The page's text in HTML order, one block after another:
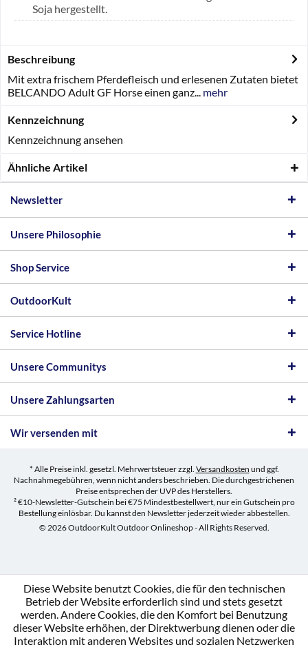
Soja hergestellt.
Beschreibung
Mit extra frischem Pferdefleisch und erlesenen Zutaten bietet
BELCANDO Adult GF Horse einen ganz... mehr
Kennzeichnung
Kennzeichnung ansehen
Ähnliche Artikel
Newsletter
Unsere Philosophie
Shop Service
OutdoorKult
Service Hotline
Unsere Communitys
Unsere Zahlungsarten
Wir versenden mit
* Alle Preise inkl. gesetzl. Mehrwertsteuer zzgl. Versandkosten und ggf.
Nachnahmegebühren, wenn nicht anders beschrieben. Die durchgestrichenen
Preise entsprechen der UVP des Herstellers.
² €10-Newsletter-Gutschein bei €75 Mindestbestellwert, nur ein Gutschein pro
Bestellung einlösbar. Du kannst den Newsletter jederzeit wieder abbestellen.
© 2026 OutdoorKult Outdoor Onlineshop - All Rights Reserved.
Diese Website benutzt Cookies, die für den technischen
Betrieb der Website erforderlich sind und stets gesetzt
werden. Andere Cookies, die den Komfort bei Benutzung
dieser Website erhöhen, der Direktwerbung dienen oder die
Interaktion mit anderen Websites und sozialen Netzwerken